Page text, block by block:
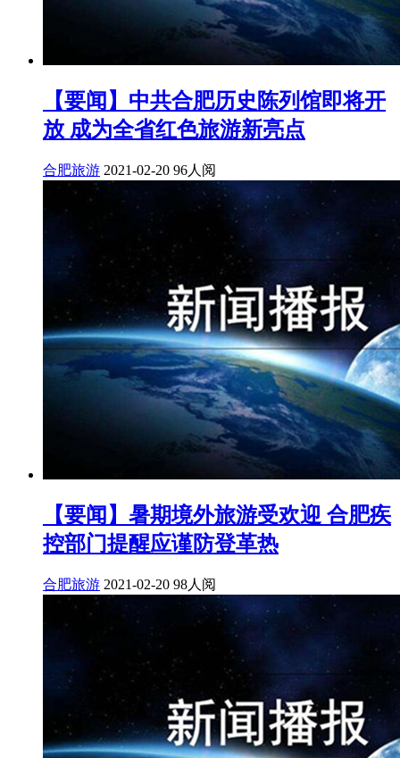
【要闻】中共合肥历史陈列馆即将开
放 成为全省红色旅游新亮点
合肥旅游 2021-02-20 96人阅
【要闻】暑期境外旅游受欢迎 合肥疾
控部门提醒应谨防登革热
合肥旅游 2021-02-20 98人阅